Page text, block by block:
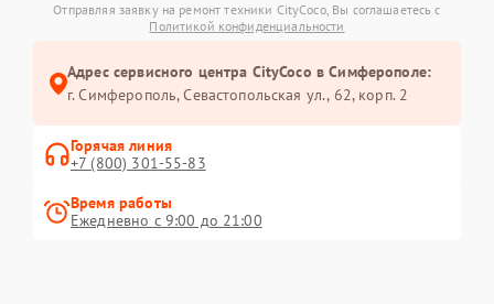
Отправляя заявку на ремонт техники CityCoco, Вы соглашаетесь с
Политикой конфиденциальности
Адрес сервисного центра CityCoco в Симферополе:
г. Симферополь, Севастопольская ул., 62, корп. 2
Горячая линия
+7 (800) 301-55-83
Время работы
Ежедневно с 9:00 до 21:00